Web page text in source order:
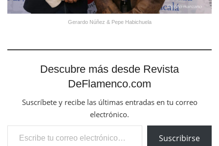
Gerardo Núñez & Pepe Habichuela
Descubre más desde Revista
DeFlamenco.com
Suscríbete y recibe las últimas entradas en tu correo
electrónico.
Escribe tu correo electrónico…
Suscribirse